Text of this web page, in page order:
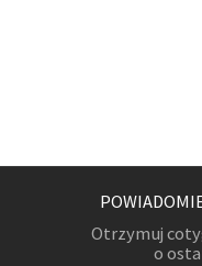
Otrzymuj
o